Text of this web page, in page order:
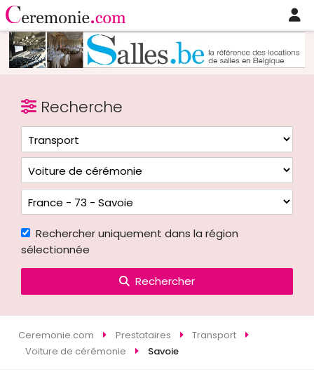
Recherche
Rechercher uniquement dans la région
sélectionnée
Rechercher
Ceremonie.com Prestataires
Transport
Voiture de cérémonie
Savoie